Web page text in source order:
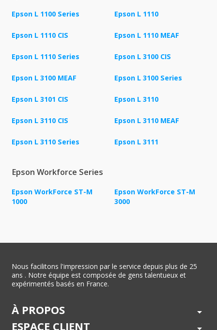
Epson L 1100 Series Epson L 1110
Epson L 1110 CIS Epson L 1110 MEAF
Epson L 1110 Series Epson L 3100 CIS
Epson L 3100 MEAF Epson L 3100 Series
Epson L 3101 CIS Epson L 3110
Epson L 3110 CIS Epson L 3110 MEAF
Epson L 3110 Series Epson L 3111
Epson Workforce Series
Epson WorkForce ST-M
1000
Epson WorkForce ST-M
3000
Nous facilitons l'impression par le service depuis plus de 25
ans . Notre équipe est composée de gens talentueux et
expérimentés basés en France.
À PROPOS arrow_drop_down
ESPACE CLIENT